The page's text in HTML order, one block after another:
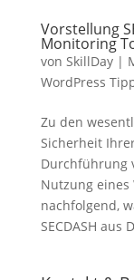
Vorstellung
Monitoring
von SkillDay|
WordPress
Zu den
Sicherheit
Durchführung
Nutzung eines
nachfolgend,
SECDASH